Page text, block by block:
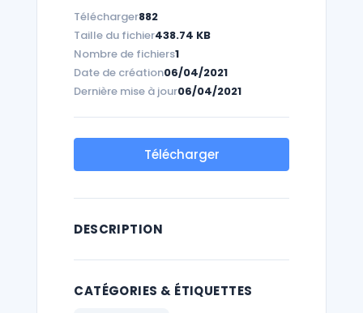
Télécharger882
Taille du fichier438.74 KB
Nombre de fichiers1
Date de création06/04/2021
Dernière mise à jour06/04/2021
Télécharger
DESCRIPTION
CATÉGORIES & ÉTIQUETTES